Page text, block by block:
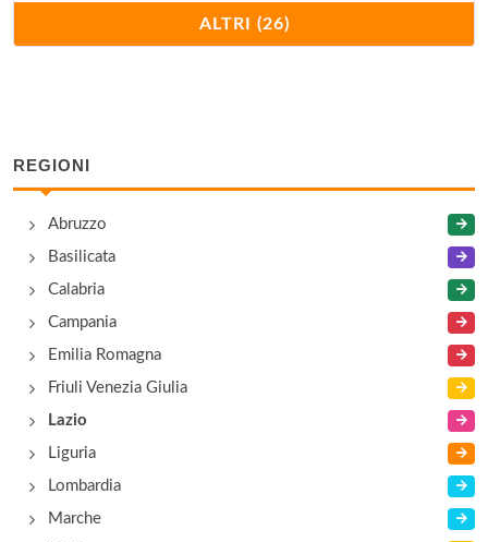
via Prenestina snc, Acuto
Celesti Dario
via Pié di Vigna 11, Fiuggi
De Luca Laorenza
via Prenestina 77, Fiuggi
Fioretti Luisa
ALTRI (26)
REGIONI
Abruzzo
Basilicata
Calabria
Campania
Emilia Romagna
Friuli Venezia Giulia
Lazio
Liguria
Lombardia
Marche